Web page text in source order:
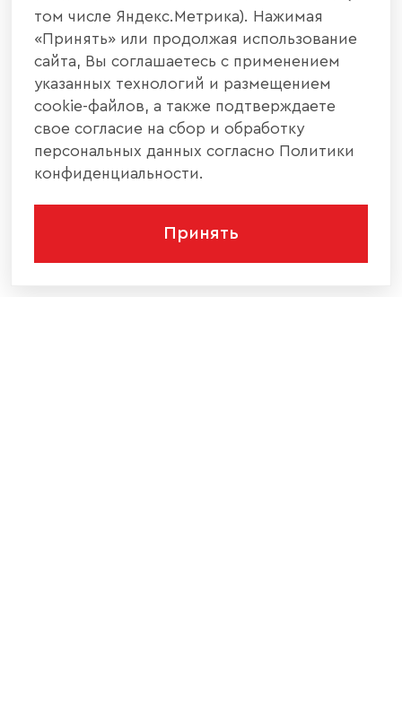
том числе Яндекс.Метрика). Нажимая
«Принять» или продолжая использование
сайта, Вы соглашаетесь с применением
указанных технологий и размещением
cookie-файлов, а также подтверждаете
свое согласие на сбор и обработку
персональных данных согласно Политики
конфиденциальности.
Принять